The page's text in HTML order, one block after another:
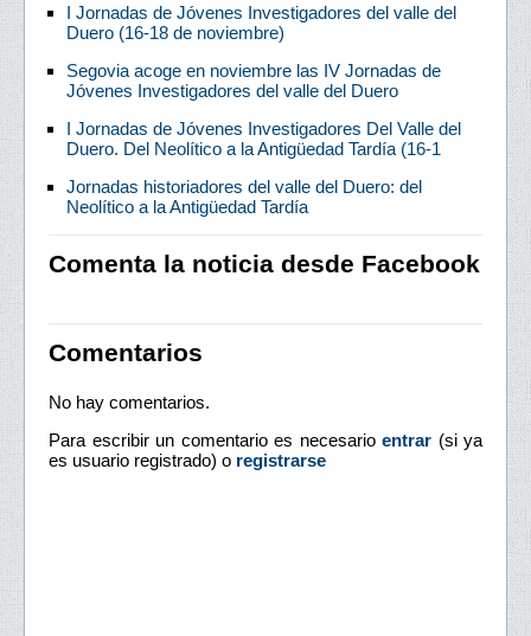
I Jornadas de Jóvenes Investigadores del valle del
Duero (16-18 de noviembre)
Segovia acoge en noviembre las IV Jornadas de
Jóvenes Investigadores del valle del Duero
I Jornadas de Jóvenes Investigadores Del Valle del
Duero. Del Neolítico a la Antigüedad Tardía (16-1
Jornadas historiadores del valle del Duero: del
Neolítico a la Antigüedad Tardía
Comenta la noticia desde Facebook
Comentarios
No hay comentarios.
Para escribir un comentario es necesario entrar (si ya
es usuario registrado) o registrarse